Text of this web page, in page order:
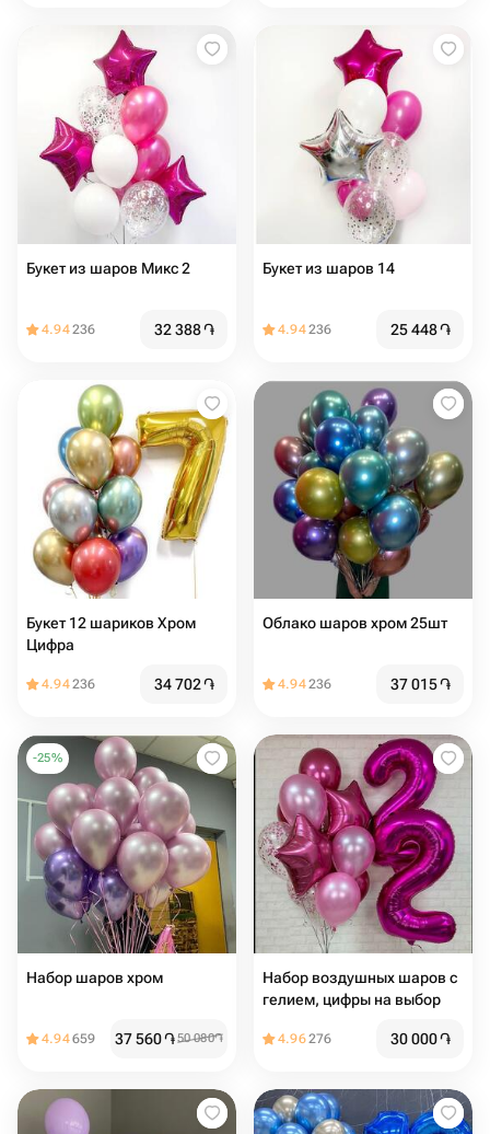
Букет из шаров Микс 2
4.94236 32 388֏
Букет из шаров 14
4.94236 25 448֏
Букет 12 шариков Хром
Цифра
4.94236 34 702֏
Облако шаров хром 25шт
4.94236 37 015֏
-25%
Набор шаров хром
4.94659 37 560֏50 080֏
Набор воздушных шаров с
гелием, цифры на выбор
4.96276 30 000֏